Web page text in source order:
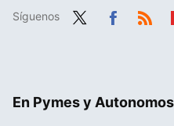
Síguenos
En Pymes y